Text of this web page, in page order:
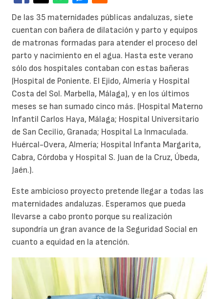
De las 35 maternidades públicas andaluzas, siete
cuentan con bañera de dilatación y parto y equipos
de matronas formadas para atender el proceso del
parto y nacimiento en el agua. Hasta este verano
sólo dos hospitales contaban con estas bañeras
(Hospital de Poniente. El Ejido, Almería y Hospital
Costa del Sol. Marbella, Málaga), y en los últimos
meses se han sumado cinco más. (Hospital Materno
Infantil Carlos Haya, Málaga; Hospital Universitario
de San Cecilio, Granada; Hospital La Inmaculada.
Huércal-Overa, Almería; Hospital Infanta Margarita,
Cabra, Córdoba y Hospital S. Juan de la Cruz, Úbeda,
Jaén.).
Este ambicioso proyecto pretende llegar a todas las
maternidades andaluzas. Esperamos que pueda
llevarse a cabo pronto porque su realización
supondría un gran avance de la Seguridad Social en
cuanto a equidad en la atención.